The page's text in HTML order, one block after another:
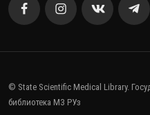
© State Scientific Medical Library.
библиотека МЗ РУз